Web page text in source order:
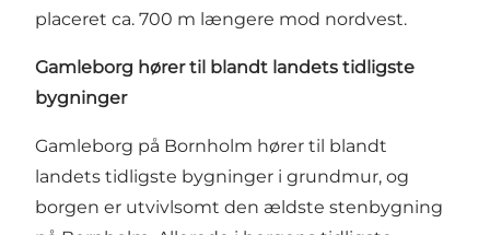
placeret ca. 700 m længere mod nordvest.
Gamleborg hører til blandt landets tidligste
bygninger
Gamleborg på Bornholm hører til blandt
landets tidligste bygninger i grundmur, og
borgen er utvivlsomt den ældste stenbygning